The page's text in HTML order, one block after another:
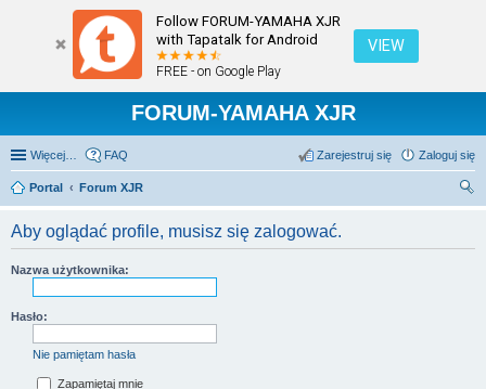
Follow FORUM-YAMAHA XJR
with Tapatalk for Android
FREE - on Google Play
VIEW
FORUM-YAMAHA XJR
Więcej… FAQ Zaloguj się
Zarejestruj się
Portal
Forum XJR
Aby oglądać profile, musisz się zalogować.
Nazwa użytkownika:
Hasło:
Nie pamiętam hasła
Zapamiętaj mnie